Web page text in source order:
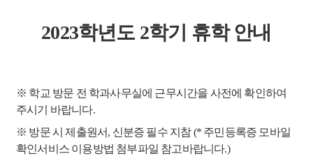
2023학년도 2학기 휴학 안내
※ 학교 방문 전 학과사무실에 근무시간을 사전에 확인하여
주시기 바랍니다.
※ 방문 시 제출원서, 신분증 필수 지참(* 주민등록증 모바일
확인서비스 이용방법 첨부파일 참고바랍니다.)